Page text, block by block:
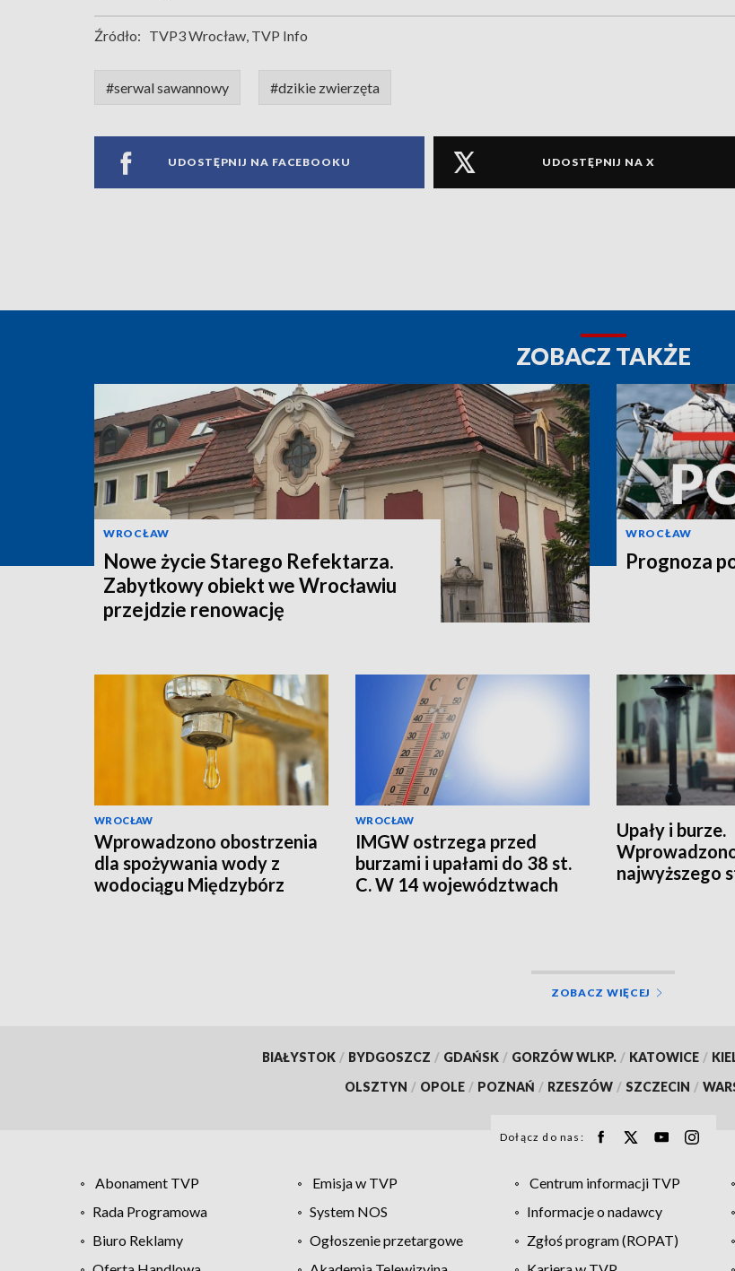
Źródło: TVP3 Wrocław, TVP Info
#serwal sawannowy #dzikie zwierzęta
UDOSTĘPNIJ NA FACEBOOKU UDOSTĘPNIJ NA X
ZOBACZ TAKŻE
WROCŁAW
Nowe życie Starego Refektarza.
Zabytkowy obiekt we Wrocławiu
przejdzie renowację
WROCŁAW
Prognoza
WROCŁAW
Wprowadzono obostrzenia
dla spożywania wody z
wodociągu Międzybórz
WROCŁAW
IMGW ostrzega przed
burzami i upałami do 38 st.
C. W 14 województwach
Upały i burze.
najwyższego
ZOBACZ WIĘCEJ
BIAŁYSTOK / BYDGOSZCZ / GDAŃSK / GORZÓW WLKP. / KATOWICE /
OLSZTYN / OPOLE / POZNAŃ / RZESZÓW / SZCZECIN /
Dołącz do nas:
Abonament TVP Emisja w TVP Centrum informacji TVP
Rada Programowa
System NOS Informacje o nadawcy
Biuro Reklamy
Ogłoszenie przetargowe Zgłoś program (ROPAT)